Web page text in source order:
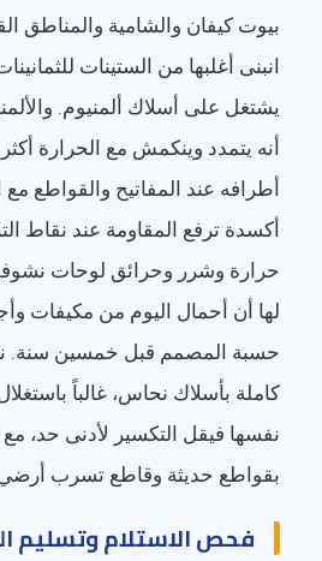
بيوت كيفان والشامية والمناطق
انبنى أغلبها من الستينات
يشتغل على أسلاك ألمنيوم.
أنه يتمدد وينكمش مع الحرارة
أطرافه عند المفاتيح والقواطع
أكسدة ترفع المقاومة عند نقاط
حرارة وشرر وحرائق لوحات
لها أن أحمال اليوم من مكيفات
حسبة المصمم قبل خمسين سنة.
كاملة بأسلاك نحاس، غالباً
نفسها فيقل التكسير لأدنى حد،
بقواطع حديثة وقاطع تسرب
فحص الاستلام وتسليم